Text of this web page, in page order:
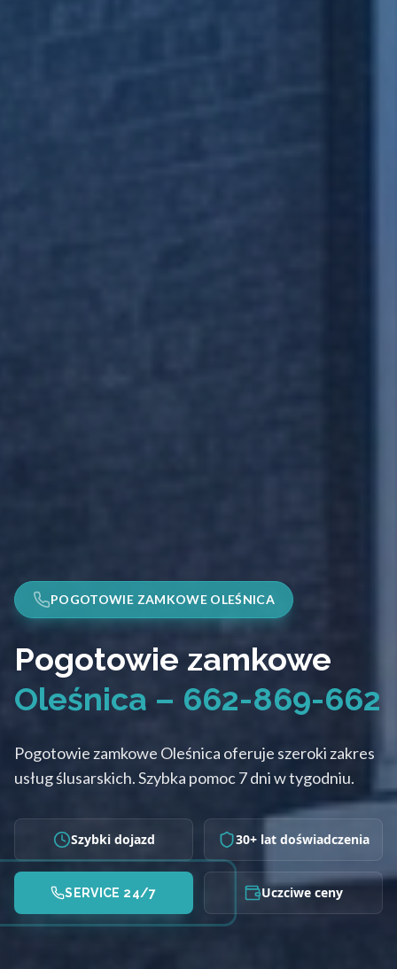
POGOTOWIE ZAMKOWE OLEŚNICA
Pogotowie zamkowe
Oleśnica – 662-869-662
Pogotowie zamkowe Oleśnica oferuje szeroki zakres
usług ślusarskich. Szybka pomoc 7 dni w tygodniu.
Szybki dojazd 30+ lat doświadczenia
SERVICE 24/7 Uczciwe ceny